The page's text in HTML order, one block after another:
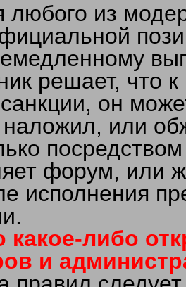
любого из
решает, что
он
или
форум, или
исполнения
какое-либо
и